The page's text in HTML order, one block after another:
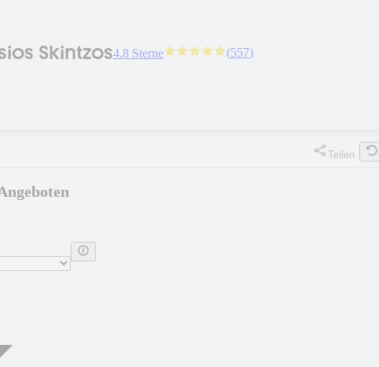
Skintzos4.8 Sterne (557)
Teilen